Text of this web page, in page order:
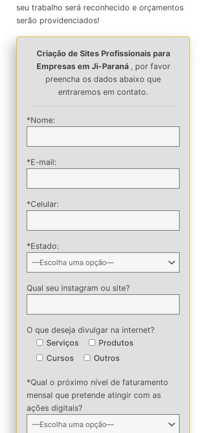
seu trabalho será reconhecido e orçamentos
serão providenciados!
Criação de Sites Profissionais para
Empresas em Ji-Paraná , por favor
preencha os dados abaixo que
entraremos em contato.
*Nome:
*E-mail:
*Celular:
*Estado:
Qual seu instagram ou site?
O que deseja divulgar na internet?
Serviços
Produtos
Cursos
Outros
*Qual o próximo nível de faturamento
mensal que pretende atingir com as
ações digitais?